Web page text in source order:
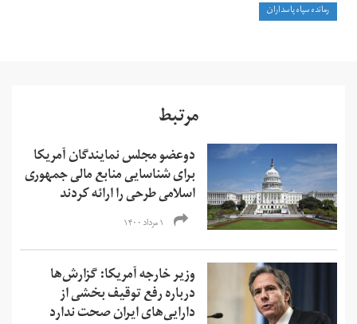
رمانده سپاه پاسداران
مرتبط
دوعضو مجلس نمایندگان آمریکا
برای شناسایی منابع مالی جمهوری
اسلامی طرحی را ارائه کردند
۱ مرداد ۱۴۰۰
وزیر خارجه آمریکا: گزارش‌ها
درباره رفع توقیف بخشی از
دارایی‌های ایران صحت ندارد